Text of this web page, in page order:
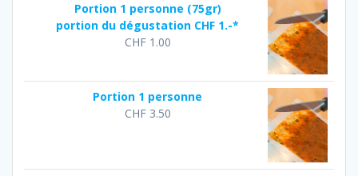
Portion 1 personne (75gr)
portion du dégustation CHF 1.-*
CHF1.00
Portion 1 personne
CHF3.50